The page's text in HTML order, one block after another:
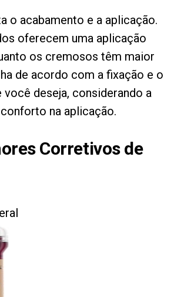
o acabamento e a aplicação.
oferecem uma aplicação
os cremosos têm maior
de acordo com a fixação e o
você deseja, considerando a
na aplicação.
Corretivos de